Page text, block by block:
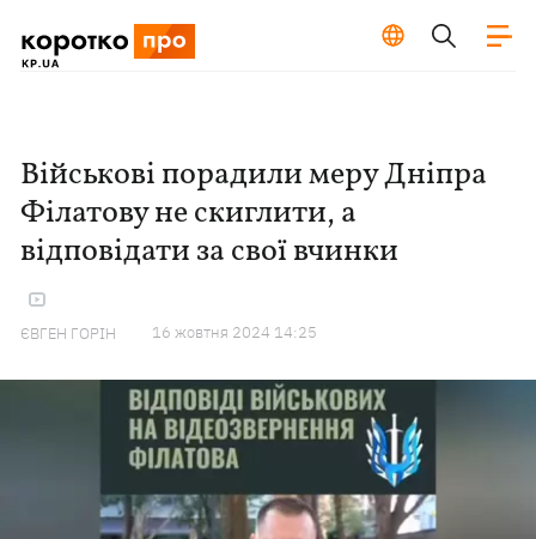
Військові порадили меру Дніпра
Філатову не скиглити, а
відповідати за свої вчинки
ЄВГЕН ГОРІН 16 жовтня 2024 14:25